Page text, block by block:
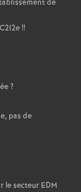
de
!!
?
pas de
le secteur EDM